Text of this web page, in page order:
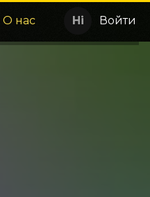
О нас Войти